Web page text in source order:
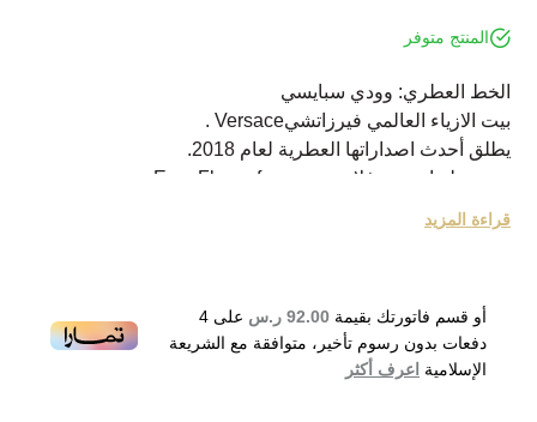
المنتج متوفر
الخط العطري: وودي سبايسي
بيت الازياء العالمي فيرزاتشيVersace .
يطلق أحدث اصداراتها العطرية لعام 2018.
وهو عطر ايروس فلام Eros Flame fragrance.
جاء العطر للرجال بعبير خشبي تابلي مثير.
يروي العطر حكاية عطرية فاخرة ومشوقة تبدأ اولى فصولها مع
أما قاعدة التكوين فتختتمها لتستقر مع خشب الصندل، فول
التونكا، الفانيلا، باتشولي، طحلب السنديان وارز تكساس.
العطر من ابتكارات الأنف العطري Olivier Pescheux .
قراءة المزيد
أو قسم فاتورتك بقيمة 92.00 ر.س على 4
دفعات بدون رسوم تأخير، متوافقة مع الشريعة
الإسلامية اعرف أكثر